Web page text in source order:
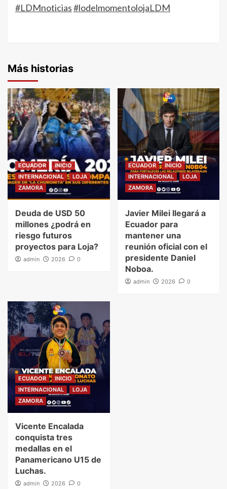
#LDMnoticias#lodelmomentolojaLDM
Más historias
ECUADOR
INICIO
INTERNACIONAL
LOJA
ZAMORA
Deuda de USD 50
millones ¿podrá en
riesgo futuros
proyectos para Loja?
admin 2026 0
ECUADOR
INICIO
INTERNACIONAL
LOJA
ZAMORA
Javier Milei llegará a
Ecuador para
mantener una
reunión oficial con el
presidente Daniel
Noboa.
admin 2026 0
ECUADOR
INICIO
INTERNACIONAL
LOJA
ZAMORA
Vicente Encalada
conquista tres
medallas en el
Panamericano U15 de
Luchas.
admin 2026 0